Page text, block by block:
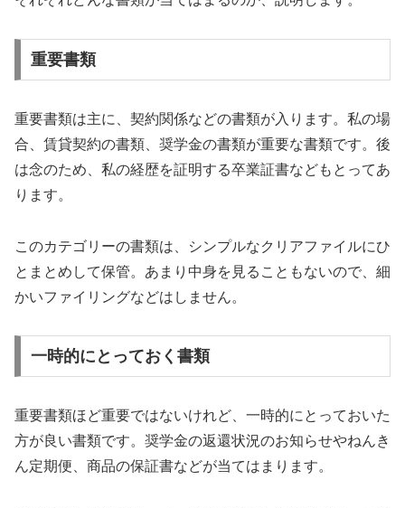
重要書類
重要書類は主に、契約関係などの書類が入ります。私の場
合、賃貸契約の書類、奨学金の書類が重要な書類です。後
は念のため、私の経歴を証明する卒業証書などもとってあ
ります。
このカテゴリーの書類は、シンプルなクリアファイルにひ
とまとめして保管。あまり中身を見ることもないので、細
かいファイリングなどはしません。
一時的にとっておく書類
重要書類ほど重要ではないけれど、一時的にとっておいた
方が良い書類です。奨学金の返還状況のお知らせやねんき
ん定期便、商品の保証書などが当てはまります。